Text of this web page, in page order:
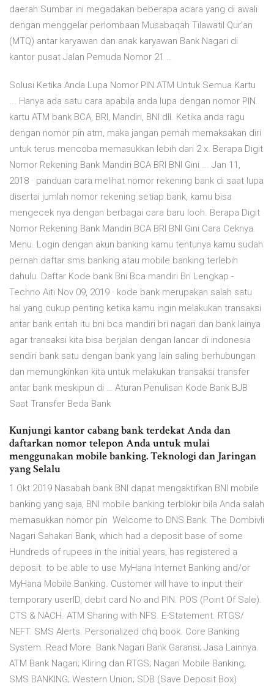
daerah Sumbar ini megadakan beberapa acara yang di awali
dengan menggelar perlombaan Musabaqah Tilawatil Qur’an
(MTQ) antar karyawan dan anak karyawan Bank Nagari di
kantor pusat Jalan Pemuda Nomor 21 …
Solusi Ketika Anda Lupa Nomor PIN ATM Untuk Semua Kartu
... Hanya ada satu cara apabila anda lupa dengan nomor PIN
kartu ATM bank BCA, BRI, Mandiri, BNI dll. Ketika anda ragu
dengan nomor pin atm, maka jangan pernah memaksakan diri
untuk terus mencoba memasukkan lebih dari 2 x. Berapa Digit
Nomor Rekening Bank Mandiri BCA BRI BNI Gini ... Jan 11,
2018 · panduan cara melihat nomor rekening bank di saat lupa
disertai jumlah nomor rekening setiap bank, kamu bisa
mengecek nya dengan berbagai cara baru looh. Berapa Digit
Nomor Rekening Bank Mandiri BCA BRI BNI Gini Cara Ceknya.
Menu. Login dengan akun banking kamu tentunya kamu sudah
pernah daftar sms banking atau mobile banking terlebih
dahulu. Daftar Kode bank Bni Bca mandiri Bri Lengkap -
Techno Aiti Nov 09, 2019 · kode bank merupakan salah satu
hal yang cukup penting ketika kamu ingin melakukan transaksi
antar bank entah itu bni bca mandiri bri nagari dan bank lainya
agar transaksi kita bisa berjalan dengan lancar di indonesia
sendiri bank satu dengan bank yang lain saling berhubungan
dan memungkinkan kita untuk melakukan transaksi transfer
antar bank meskipun di … Aturan Penulisan Kode Bank BJB
Saat Transfer Beda Bank
Kunjungi kantor cabang bank terdekat Anda dan
daftarkan nomor telepon Anda untuk mulai
menggunakan mobile banking. Teknologi dan Jaringan
yang Selalu
1 Okt 2019 Nasabah bank BNI dapat mengaktifkan BNI mobile
banking yang saja, BNI mobile banking terblokir bila Anda salah
memasukkan nomor pin Welcome to DNS Bank. The Dombivli
Nagari Sahakari Bank, which had a deposit base of some
Hundreds of rupees in the initial years, has registered a
deposit to be able to use MyHana Internet Banking and/or
MyHana Mobile Banking. Customer will have to input their
temporary userID, debit card No and PIN. POS (Point Of Sale).
CTS & NACH. ATM Sharing with NFS. E-Statement. RTGS/
NEFT. SMS Alerts. Personalized chq book. Core Banking
System. Read More Bank Nagari Bank Garansi; Jasa Lainnya.
ATM Bank Nagari; Kliring dan RTGS; Nagari Mobile Banking;
SMS BANKING; Western Union; SDB (Save Deposit Box)